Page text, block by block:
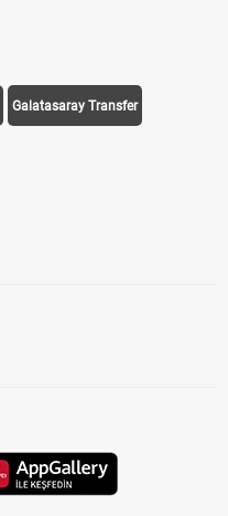
Galatasaray Transfer